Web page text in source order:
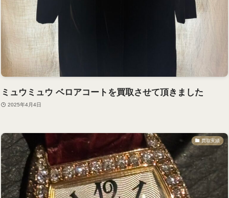
ミュウミュウ ベロアコートを買取させて頂きました
2025年4月4日
買取実績